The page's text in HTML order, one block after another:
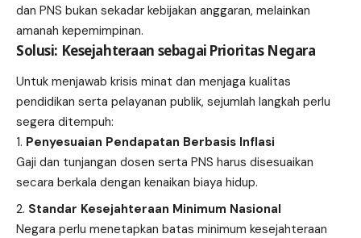
dan PNS bukan sekadar kebijakan anggaran, melainkan
amanah kepemimpinan.
Solusi: Kesejahteraan sebagai Prioritas Negara
Untuk menjawab krisis minat dan menjaga kualitas
pendidikan serta pelayanan publik, sejumlah langkah perlu
segera ditempuh:
Penyesuaian Pendapatan Berbasis Inflasi
Gaji dan tunjangan dosen serta PNS harus disesuaikan
secara berkala dengan kenaikan biaya hidup.
Standar Kesejahteraan Minimum Nasional
Negara perlu menetapkan batas minimum kesejahteraan